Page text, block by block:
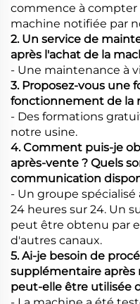
commence à compter
machine notifiée par
2. Un service de
après l'achat de la
- Une maintenance à
3. Proposez-vous une
fonctionnement de la
- Des formations
notre usine.
4. Comment puis-je
après-vente ? Quels
communication
- Un groupe
24 heures sur 24. Un
peut être obtenu par
d'autres canaux.
5. Ai-je besoin de
supplémentaire après
peut-elle être utilisée